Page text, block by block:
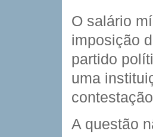
O salário
imposição
partido
uma
A questão